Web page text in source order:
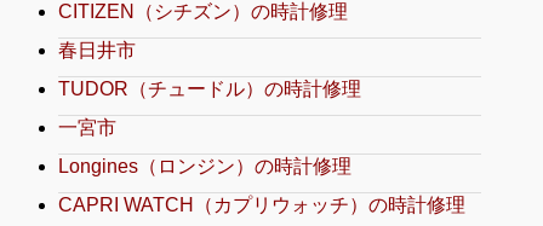
CITIZEN（シチズン）の時計修理
春日井市
TUDOR（チュードル）の時計修理
一宮市
Longines（ロンジン）の時計修理
CAPRI WATCH（カプリウォッチ）の時計修理